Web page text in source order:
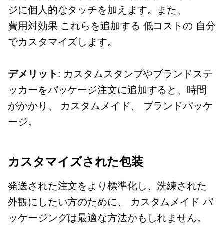
ジに個人的なタッチを加えます。また、
費用対効果 これらを追加する 低コストの 自分
でカスタマイズします。
デメリット: カスタムスタンプやブランドステ
ッカーをパッケージ注文に追加すると、時間
がかかり、 カスタムメイド、
ブランドパッケ
ージ。
カスタマイズされた包装
発送された注文をより標準化し、洗練された
外観にしたい方のために、
カスタムメイド パ
ッケージングは​​最適な方法かもしれません。